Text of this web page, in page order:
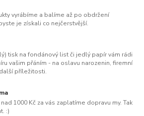
vyrábíme a balíme až po obdržení
je získali co nejčerstvější.
tisk na fondánový list či jedlý papír vám rádi
vašim přáním - na oslavu narozenin, firemní
příležitosti.
1000 Kč za vás zaplatíme dopravu my. Tak
:)